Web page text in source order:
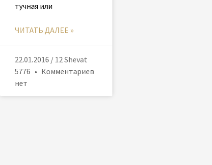
тучная или
ЧИТАТЬ ДАЛЕЕ »
22.01.2016 / 12 Shevat
5776
Комментариев
нет